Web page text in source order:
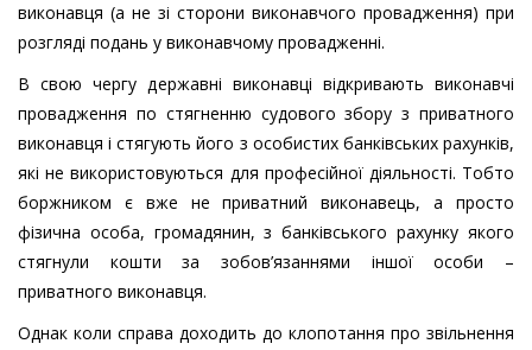
виконавця (а не зі сторони виконавчого провадження) при
розгляді подань у виконавчому провадженні.
В свою чергу державні виконавці відкривають виконавчі
провадження по стягненню судового збору з приватного
виконавця і стягують його з особистих банківських рахунків,
які не використовуються для професійної діяльності. Тобто
боржником є вже не приватний виконавець, а просто
фізична особа, громадянин, з банківського рахунку якого
стягнули кошти за зобов’язаннями іншої особи –
приватного виконавця.
Однак коли справа доходить до клопотання про звільнення